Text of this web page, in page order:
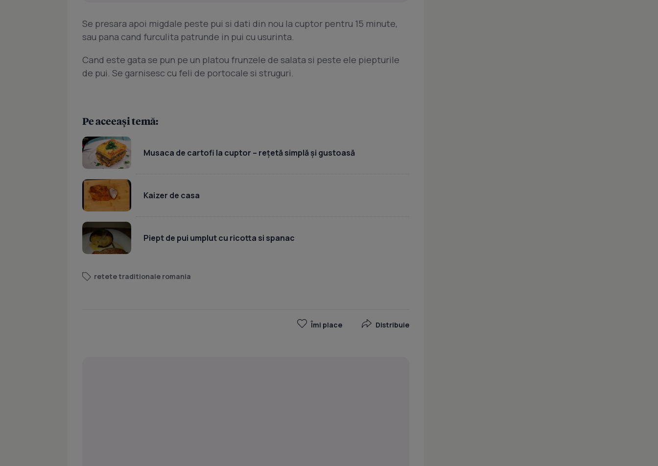
Se presara apoi migdale peste pui si dati din nou la cuptor pentru 15 minute,
sau pana cand furculita patrunde in pui cu usurinta.
Cand este gata se pun pe un platou frunzele de salata si peste ele piepturile
de pui. Se garnisesc cu feli de portocale si struguri.
Pe aceeași temă:
Musaca de cartofi la cuptor – rețetă simplă și gustoasă
Kaizer de casa
Piept de pui umplut cu ricotta si spanac
retete traditionale romania
Îmi place Distribuie